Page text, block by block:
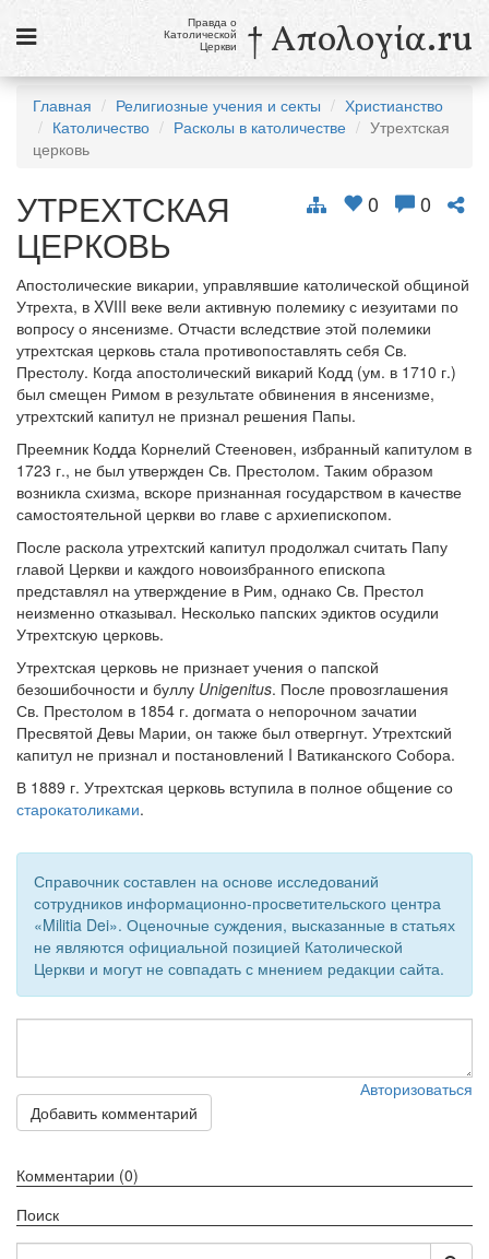
Новости
Галерея
Викторины
Ссылки
Религиозные учения и секты, справочник
8 августа
Св. Доминик, священник
см. календарь
mail@apologia.ru
Отправить сообщение
Вход
Правда о
Католической
Церкви † Απολογία.ru
Главная Религиозные учения и секты
Христианство
Католичество
Расколы в католичестве
Утрехтская
церковь
0 0
УТРЕХТСКАЯ
ЦЕРКОВЬ
Апостолические викарии, управлявшие католической общиной
Утрехта, в XVIII веке вели активную полемику с иезуитами по
вопросу о янсенизме. Отчасти вследствие этой полемики
утрехтская церковь стала противопоставлять себя Св.
Престолу. Когда апостолический викарий Кодд (ум. в 1710 г.)
был смещен Римом в результате обвинения в янсенизме,
утрехтский капитул не признал решения Папы.
Преемник Кодда Корнелий Стееновен, избранный капитулом в
1723 г., не был утвержден Св. Престолом. Таким образом
возникла схизма, вскоре признанная государством в качестве
самостоятельной церкви во главе с архиепископом.
После раскола утрехтский капитул продолжал считать Папу
главой Церкви и каждого новоизбранного епископа
представлял на утверждение в Рим, однако Св. Престол
неизменно отказывал. Несколько папских эдиктов осудили
Утрехтскую церковь.
Утрехтская церковь не признает учения о папской
безошибочности и буллу Unigenitus. После провозглашения
Св. Престолом в 1854 г. догмата о непорочном зачатии
Пресвятой Девы Марии, он также был отвергнут. Утрехтский
капитул не признал и постановлений I Ватиканского Собора.
В 1889 г. Утрехтская церковь вступила в полное общение со
старокатоликами.
Справочник составлен на основе исследований
сотрудников информационно-просветительского центра
«Militia Dei». Оценочные суждения, высказанные в статьях
не являются официальной позицией Католической
Церкви и могут не совпадать с мнением редакции сайта.
Авторизоваться
Добавить комментарий
Комментарии (0)
Поиск